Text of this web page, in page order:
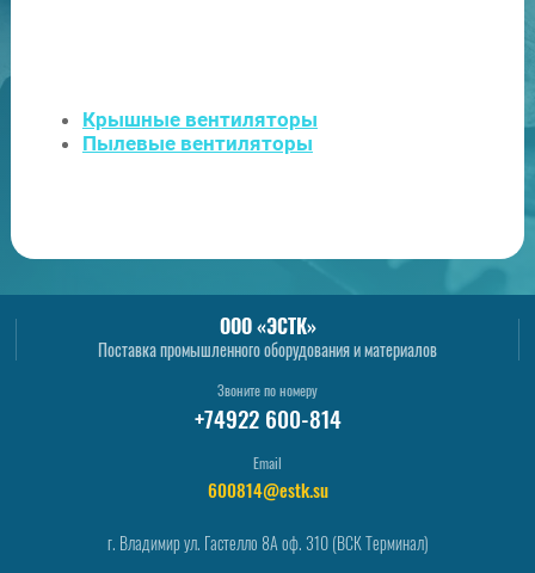
Крышные вентиляторы
Пылевые вентиляторы
600814@estk.su
Email
Звоните по номеру
+74922 600-814
ООО «ЭСТК»
Поставка промышленного оборудования и материалов
г. Владимир ул. Гастелло 8А оф. 310 (ВСК Терминал)